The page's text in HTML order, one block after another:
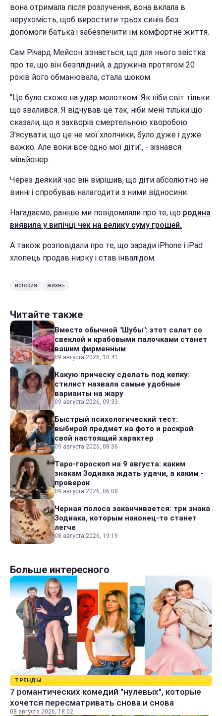
вона отримала після розлучення, вона вклала в
нерухомість, щоб виростити трьох синів без
допомоги батька і забезпечити їм комфортне життя.
Сам Річард Мейсон зізнається, що для нього звістка
про те, що він безплідний, а дружина протягом 20
років його обманювала, стала шоком.
"Це було схоже на удар молотком. Як ніби світ тільки
що звалився. Я відчував це так, ніби мені тільки що
сказали, що я захворів смертельною хворобою.
З'ясувати, що це не мої хлопчики, було дуже і дуже
важко. Але вони все одно мої діти", - зізнався
мільйонер.
Через деякий час він вирішив, що діти абсолютно не
винні і спробував налагодити з ними відносини.
Нагадаємо, раніше ми повідомляли про те, що родина
виявила у випічці чек на велику суму грошей.
А також розповідали про те, що заради iPhone і iPad
хлопець продав нирку і став інвалідом.
история жизнь
Читайте также
Вместо обычной "Шубы": этот салат со
свеклой и крабовыми палочками станет
вашим фирменным
09 августа 2026, 10:41
Какую прическу сделать под кепку:
стилист назвала самые удобные
варианты на жару
09 августа 2026, 09:33
Быстрый психологический тест:
выбирай предмет на фото и раскрой
свой настоящий характер
09 августа 2026, 08:36
Таро-гороскоп на 9 августа: каким
знакам Зодиака ждать удачи, а каким -
проверок
09 августа 2026, 06:08
Черная полоса заканчивается: три знака
Зодиака, которым наконец-то станет
легче
08 августа 2026, 19:19
Больше интересного
ТРЕНДЫ
7 романтических комедий "нулевых", которые
хочется пересматривать снова и снова
08 августа 2026, 18:02